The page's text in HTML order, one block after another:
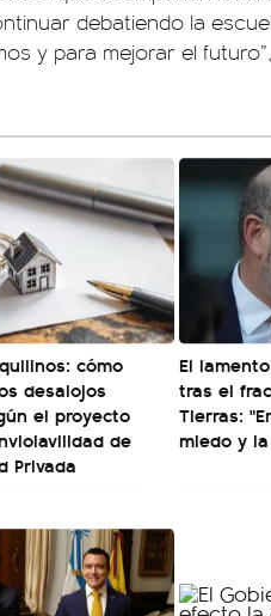
debatiendo la
y para mejorar el
cómo
desalojos
el proyecto
de
Privada
El
tras el
Tierras:
miedo y